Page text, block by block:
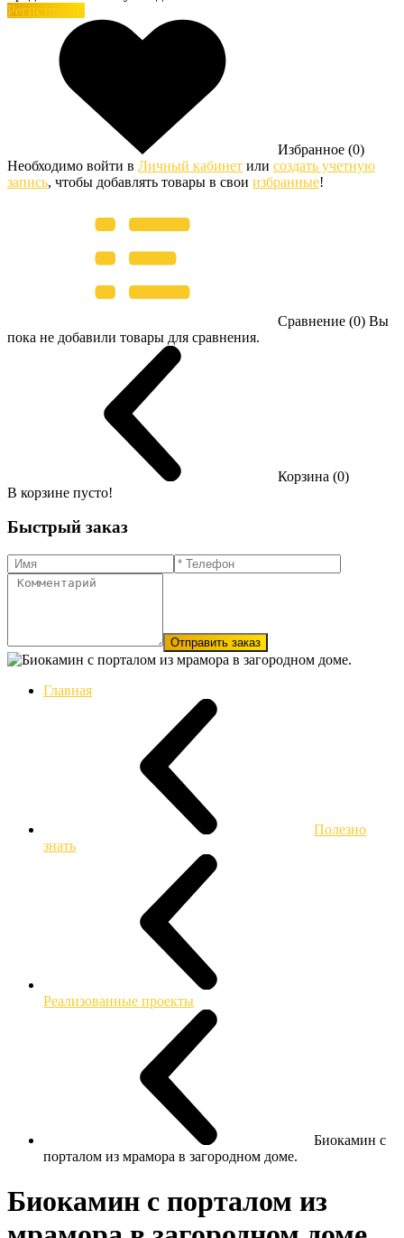
Регистрация
Избранное (0)
Необходимо войти в Личный кабинет или создать учетную
запись, чтобы добавлять товары в свои избранные!
Сравнение (0) Вы
пока не добавили товары для сравнения.
Корзина (0)
В корзине пусто!
Быстрый заказ
Отправить заказ
Главная
Полезно
знать
Реализованные проекты
Биокамин с
порталом из мрамора в загородном доме.
Биокамин с порталом из